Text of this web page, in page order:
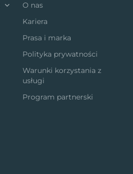
O nas
Kariera
Prasa i marka
Polityka prywatności
Warunki korzystania z
usługi
Program partnerski